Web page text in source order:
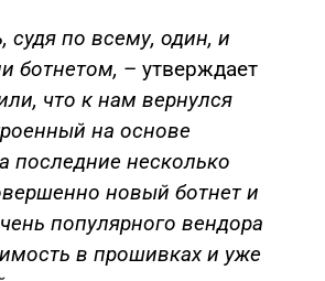
судя по всему, один, и
ботнетом, – утверждает
что к нам вернулся
на основе
последние несколько
новый ботнет и
популярного вендора
в прошивках и уже